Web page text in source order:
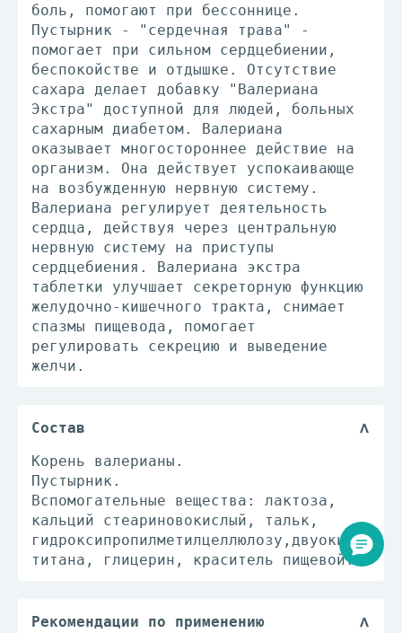
боль, помогают при бессоннице.
Пустырник - "сердечная трава" -
помогает при сильном сердцебиении,
беспокойстве и отдышке. Отсутствие
сахара делает добавку "Валериана
Экстра" доступной для людей, больных
сахарным диабетом. Валериана
оказывает многостороннее действие на
организм. Она действует успокаивающе
на возбужденную нервную систему.
Валериана регулирует деятельность
сердца, действуя через центральную
нервную систему на приступы
сердцебиения. Валериана экстра
таблетки улучшает секреторную функцию
желудочно-кишечного тракта, снимает
спазмы пищевода, помогает
регулировать секрецию и выведение
желчи.
Состав
Корень валерианы.
Пустырник.
Вспомогательные вещества: лактоза,
кальций стеариновокислый, тальк,
гидроксипропилметилцеллюлозу,двуокись
титана, глицерин, краситель пищевой.
Рекомендации по применению